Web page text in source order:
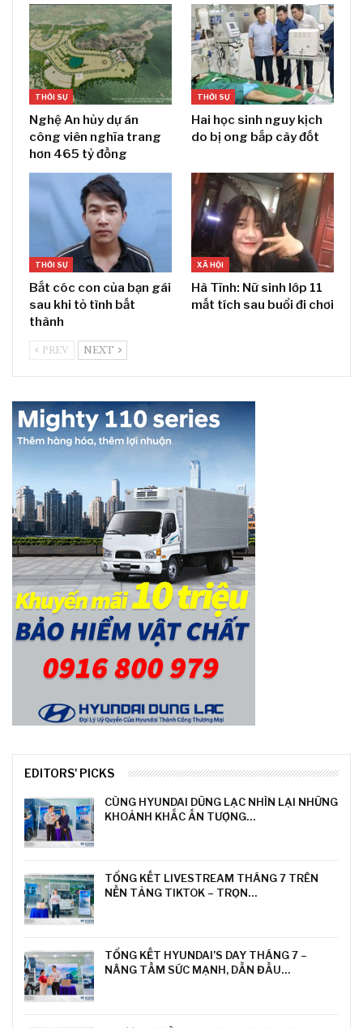
THỜI SỰ
Nghệ An hủy dự án
công viên nghĩa trang
hơn 465 tỷ đồng
THỜI SỰ
Hai học sinh nguy kịch
do bị ong bắp cày đốt
THỜI SỰ
Bắt cóc con của bạn gái
sau khi tỏ tình bất
thành
XÃ HỘI
Hà Tĩnh: Nữ sinh lớp 11
mất tích sau buổi đi chơi
PREV NEXT
EDITORS' PICKS
CÙNG HYUNDAI DŨNG LẠC NHÌN LẠI NHỮNG
KHOẢNH KHẮC ẤN TƯỢNG…
TỔNG KẾT LIVESTREAM THÁNG 7 TRÊN
NỀN TẢNG TIKTOK – TRỌN…
TỔNG KẾT HYUNDAI’S DAY THÁNG 7 –
NÂNG TẦM SỨC MẠNH, DẪN ĐẦU…